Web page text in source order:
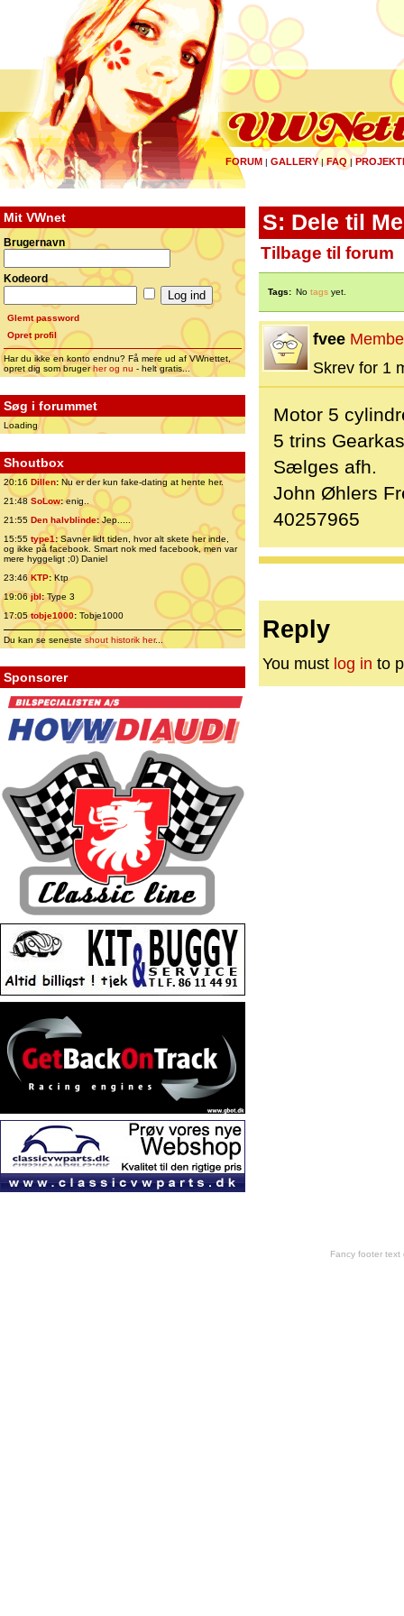
FORUM | GALLERY|FAQ |
Mit VWnet
Brugernavn
Kodeord
Glemt password
Opret profil
Har du ikke en konto endnu? Få mere ud af VWnettet,
opret dig som brugerher og nu - helt gratis...
Søg i forummet
Loading
Shoutbox
20:16 Dillen: Nu er der kun fake-dating at hente her.
21:48 SoLow:enig..
21:55 Den halvblinde:Jep.....
15:55 type1:Savner lidt tiden, hvor alt skete her inde,
og ikke på facebook. Smart nok med facebook, men var
mere hyggeligt ;0) Daniel
23:46 KTP:Ktp
19:06jbl:Type 3
17:05tobje1000: Tobje1000
Du kan se senesteshout historik her...
Sponsorer
S: Dele til
Tilbage til forum
Tags: No tags yet.
fvee
Skrev for 1
Motor 5
5 trins
Sælges afh.
John Øhlers
40257965
Reply
You must log in to
Fancy footer